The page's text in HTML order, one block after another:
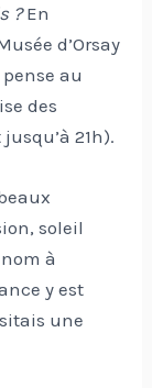
?En
d’Orsay
au
des
21h).
soleil
à
y est
une